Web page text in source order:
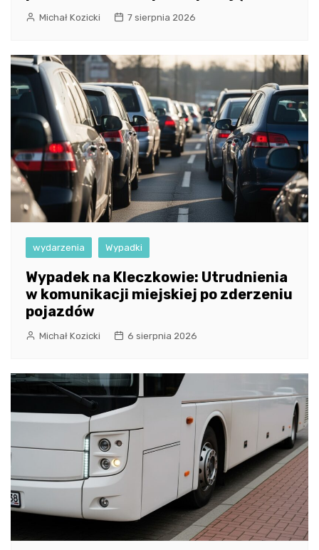
Michał Kozicki 7 sierpnia 2026
wydarzenia Wypadki
Wypadek na Kleczkowie: Utrudnienia
w komunikacji miejskiej po zderzeniu
pojazdów
Michał Kozicki 6 sierpnia 2026